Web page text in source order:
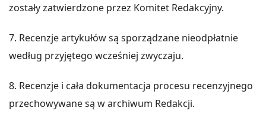
zostały zatwierdzone przez Komitet Redakcyjny.
7. Recenzje artykułów są sporządzane nieodpłatnie
według przyjętego wcześniej zwyczaju.
8. Recenzje i cała dokumentacja procesu recenzyjnego
przechowywane są w archiwum Redakcji.